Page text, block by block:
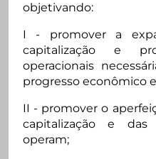
objetivando:
I - promover a
capitalização e
operacionais
progresso econômico
II - promover o
capitalização e
operam;